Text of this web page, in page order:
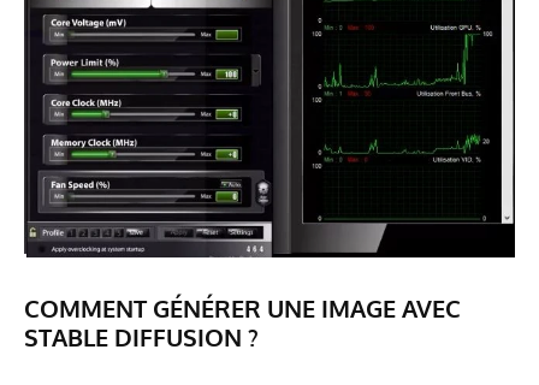
COMMENT GÉNÉRER UNE IMAGE AVEC
STABLE DIFFUSION ?